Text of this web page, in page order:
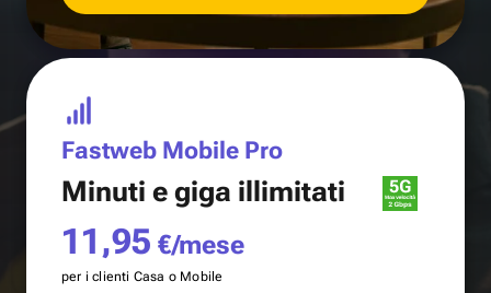
Fastweb Mobile Pro
Minuti e giga illimitati
11,95 €/mese
per i clienti Casa o Mobile